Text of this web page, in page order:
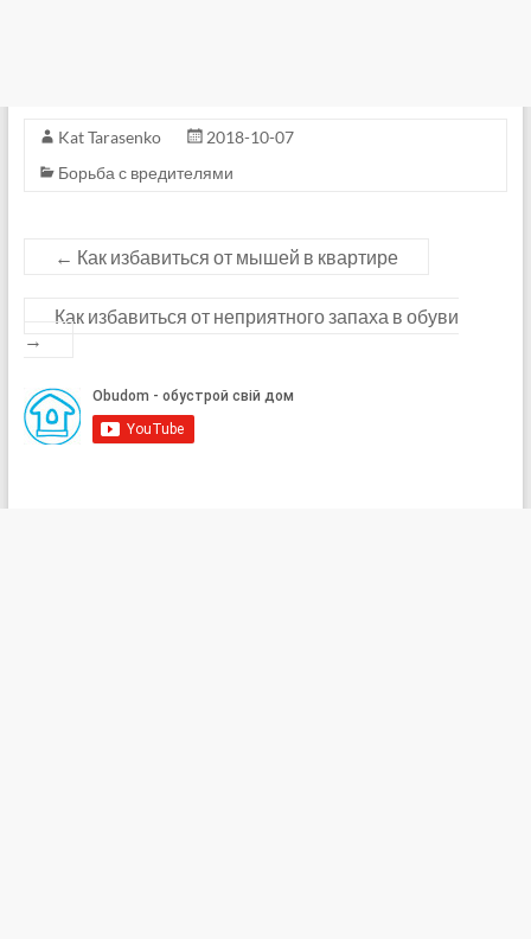
Kat Tarasenko
2018-10-07
Борьба с вредителями
← Как избавиться от мышей в квартире
Как избавиться от неприятного запаха в обуви
→